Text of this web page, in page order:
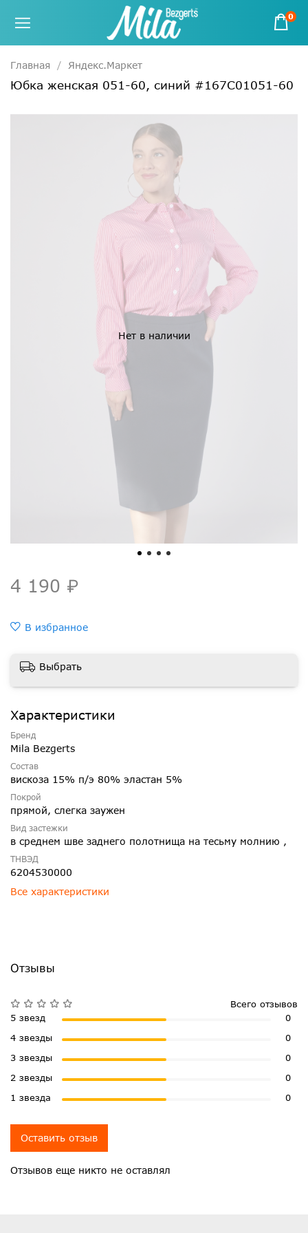
0
Главная Яндекс.Маркет
Юбка женская 051-60, синий #167С01051-60
Нет в наличии
4 190 ₽
В избранное
Выбрать
Характеристики
Бренд
Mila Bezgerts
Состав
вискоза 15% п/э 80% эластан 5%
Покрой
прямой, слегка заужен
Вид застежки
в среднем шве заднего полотнища на тесьму молнию ,
ТНВЭД
6204530000
Все характеристики
Отзывы
Отзывов еще никто не оставлял
Всего отзывов
5 звезд
0
4 звезды
0
3 звезды
0
2 звезды
0
1 звезда
0
Оставить отзыв